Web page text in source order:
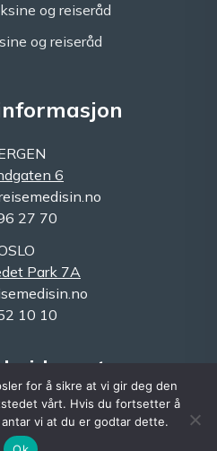
og reiseråd
og reiseråd
6
27 70
Park 7A
10 10
for å sikre at vi gir deg den
vårt. Hvis du fortsetter å
vi at du er godtar dette.